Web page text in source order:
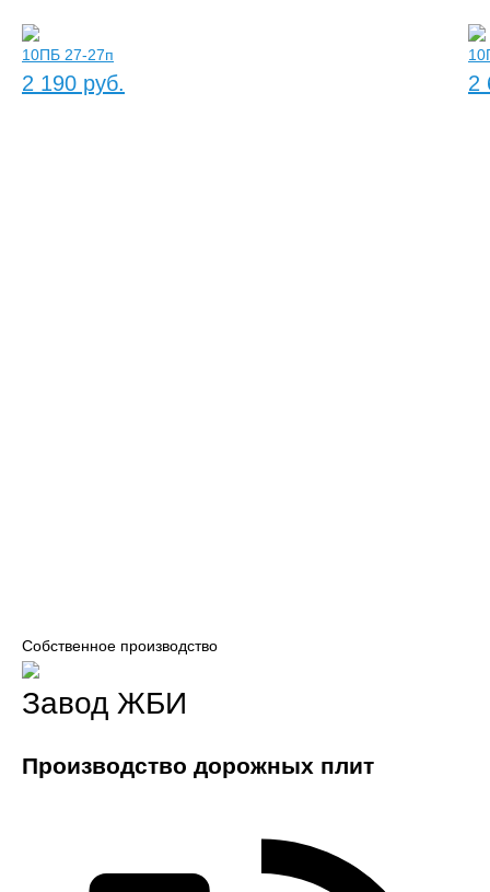
10ПБ 27-27п
2 190 руб. 2
Собственное производство
Завод ЖБИ
Производство дорожных плит